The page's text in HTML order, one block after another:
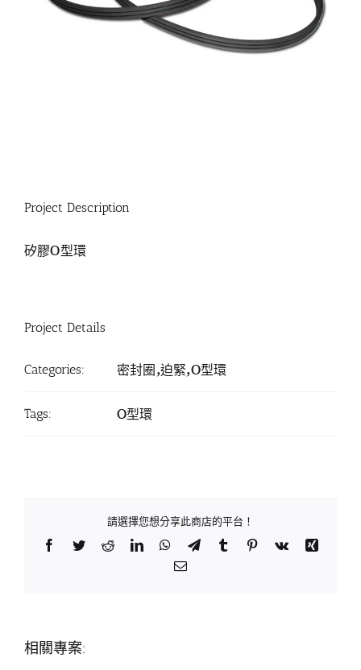
Project Description
矽膠O型環
Project Details
Categories: 密封圈,迫緊,O型環
Tags: O型環
請選擇您想分享此商店的平台！
Facebook
TwitterRedditLinkedInWhatsApp
TelegramTumblr Pinterest
Vk
Xing
Email:
相關專案: